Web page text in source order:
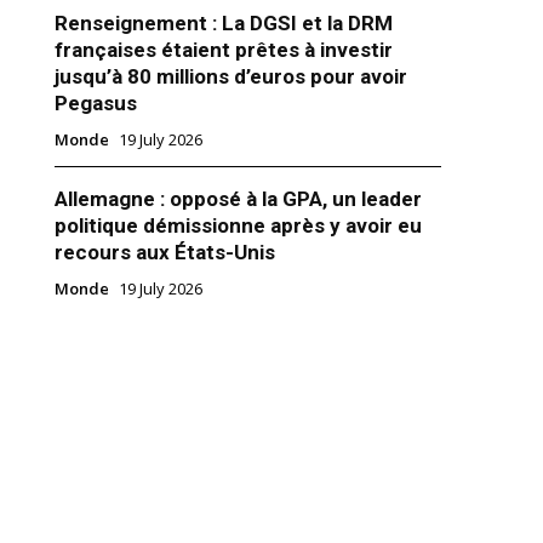
d’établissement d’une base
en Libye
général de l’Armée
toute tentative de certains
clandestine. Dans un
publié par l’État-Major du
Renseignement : La DGSI et la DRM
françaises étaient prêtes à investir
jusqu’à 80 millions d’euros pour avoir
Pegasus
Monde 19 July 2026
Allemagne : opposé à la GPA, un leader
politique démissionne après y avoir eu
recours aux États-Unis
Monde 19 July 2026